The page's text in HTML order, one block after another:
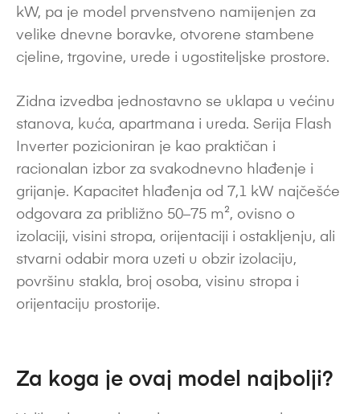
kW, pa je model prvenstveno namijenjen za
velike dnevne boravke, otvorene stambene
cjeline, trgovine, urede i ugostiteljske prostore.
Zidna izvedba jednostavno se uklapa u većinu
stanova, kuća, apartmana i ureda. Serija Flash
Inverter pozicioniran je kao praktičan i
racionalan izbor za svakodnevno hlađenje i
grijanje. Kapacitet hlađenja od 7,1 kW najčešće
odgovara za približno 50–75 m², ovisno o
izolaciji, visini stropa, orijentaciji i ostakljenju, ali
stvarni odabir mora uzeti u obzir izolaciju,
površinu stakla, broj osoba, visinu stropa i
orijentaciju prostorije.
Za koga je ovaj model najbolji?